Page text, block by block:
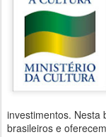
investimentos. Nesta
brasileiros e